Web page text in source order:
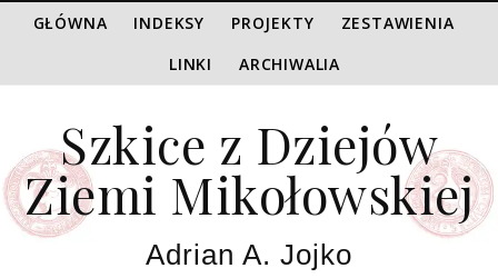
GŁÓWNA INDEKSY PROJEKTY
ZESTAWIENIA
LINKI
ARCHIWALIA
Szkice z Dziejów
Ziemi Mikołowskiej
Adrian A. Jojko